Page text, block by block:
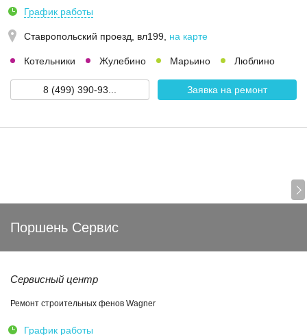
График работы
Ставропольский проезд, вл199 на карте
Котельники Жулебино Марьино Люблино
8 (499) 390-93... Заявка на ремонт
Поршень Сервис
Сервисный центр
Ремонт строительных фенов Wagner
График работы